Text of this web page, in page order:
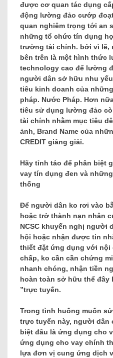
được cơ quan tác dụng
động lường đảo cướp
quan nghiêm trọng tới an
những tổ chức tín dụng
trường tài chính. bởi vì lẽ,
bên trên là một hình thức
technology cao để lường
người dân sở hữu nhu
tiêu kinh doanh của
pháp. Nước Pháp. Hơn
tiêu sử dụng lường đảo
tài chính nhằm mục tiêu
ảnh, Brand Name của
CREDIT giảng giải.
Hãy tỉnh táo để phân biệt
vay tín dụng đen và
thống
Để người dân ko rơi vào
hoặc trở thành nạn nhân
NCSC khuyến nghị người
hội hoặc nhận được tin
thiết đặt ứng dụng với nội
chấp, ko cần cần chứng
nhanh chóng, nhận tiền
hoàn toàn sở hữu thể đây
”trực tuyến.
Trong tình huống muốn
trực tuyến này, người dân
biệt đâu là ứng dụng cho
ứng dụng cho vay chính
lựa đơn vị cung ứng dịch